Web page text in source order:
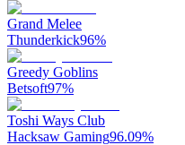
Grand Melee
Thunderkick96%
Greedy Goblins
Betsoft97%
Toshi Ways Club
Hacksaw Gaming96.09%